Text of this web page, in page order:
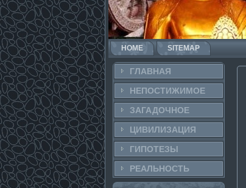
HOME SITEMAP
ГЛАВНАЯ
НЕПОСТИ­ЖИМОЕ
ЗАГАДОЧНΟЕ
ЦИВИЛИЗАЦИЯ
ГИПОТЕЗЫ
РЕАЛЬНΟСТЬ